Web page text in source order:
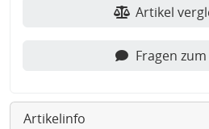
Artikel
Fragen
Artikelinfo